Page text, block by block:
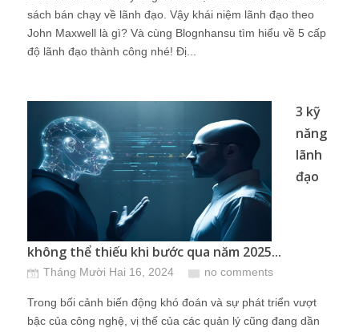
sách bán chạy về lãnh đạo. Vậy khái niệm lãnh đạo theo
John Maxwell là gì? Và cùng Blognhansu tìm hiểu về 5 cấp
độ lãnh đạo thành công nhé! Đị...
3 kỹ
năng
lãnh
đạo
không thể thiếu khi bước qua năm 2025...
Tháng Mười Hai 16, 2024 no comments
Trong bối cảnh biến động khó đoán và sự phát triển vượt
bậc của công nghệ, vị thế của các quản lý cũng đang dần